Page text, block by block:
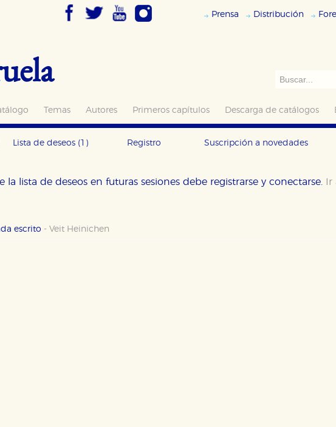
Prensa Distribución
Temas Autores Primeros capítulos Descarga de catálogos
Lista de deseos (1) Registro Suscripción a novedades
la lista de deseos en futuras sesiones debe registrarse y conectarse.
escrito - Veit Heinichen